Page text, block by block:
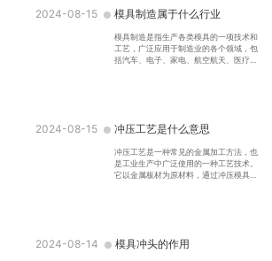
2024-08-15 模具制造属于什么行业
模具制造是指生产各类模具的一项技术和
工艺，广泛应用于制造业的各个领域，包
括汽车、电子、家电、航空航天、医疗器
2024-08-15 冲压工艺是什么意思
冲压工艺是一种常见的金属加工方法，也
是工业生产中广泛使用的一种工艺技术。
它以金属板材为原材料，通过冲压模具的
2024-08-14 模具冲头的作用